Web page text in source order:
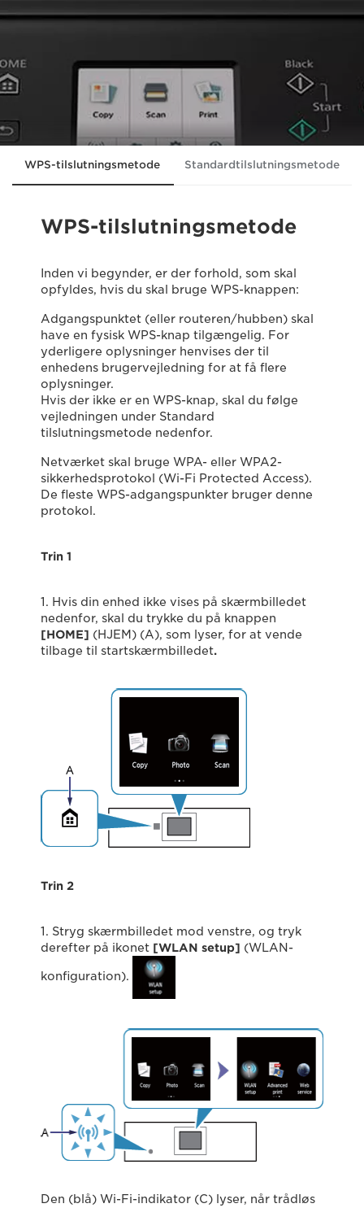
WPS-tilslutningsmetode Standardtilslutningsmetode
WPS-tilslutningsmetode
Inden vi begynder, er der forhold, som skal
opfyldes, hvis du skal bruge WPS-knappen:
Adgangspunktet (eller routeren/hubben) skal
have en fysisk WPS-knap tilgængelig. For
yderligere oplysninger henvises der til
enhedens brugervejledning for at få flere
oplysninger.
Hvis der ikke er en WPS-knap, skal du følge
vejledningen under Standard
tilslutningsmetode nedenfor.
Netværket skal bruge WPA- eller WPA2-
sikkerhedsprotokol (Wi-Fi Protected Access).
De fleste WPS-adgangspunkter bruger denne
protokol.
Trin 1
1. Hvis din enhed ikke vises på skærmbilledet
nedenfor, skal du trykke du på knappen
[HOME] (HJEM) (A), som lyser, for at vende
tilbage til startskærmbilledet.
Trin 2
1. Stryg skærmbilledet mod venstre, og tryk
derefter på ikonet [WLAN setup] (WLAN-
konfiguration).
Den (blå) Wi-Fi-indikator (C) lyser, når trådløs